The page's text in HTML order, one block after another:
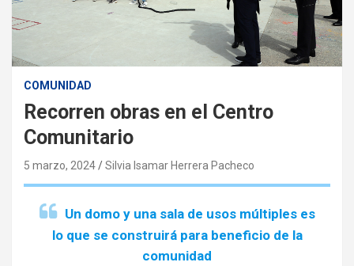
COMUNIDAD
Recorren obras en el Centro
Comunitario
5 marzo, 2024 Silvia Isamar Herrera Pacheco
Un domo y una sala de usos múltiples es
lo que se construirá para beneficio de la
comunidad